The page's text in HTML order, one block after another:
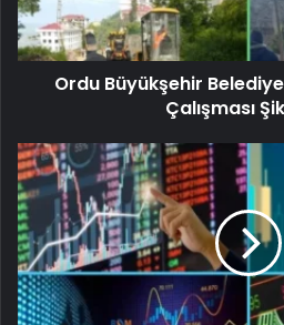
Ordu Büyükşehir
Çalışması